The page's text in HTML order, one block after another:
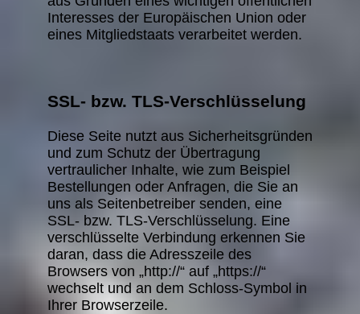
Interesses der Europäischen Union oder
eines Mitgliedstaats verarbeitet werden.
SSL- bzw. TLS-Verschlüsselung
Diese Seite nutzt aus Sicherheitsgründen
und zum Schutz der Übertragung
vertraulicher Inhalte, wie zum Beispiel
Bestellungen oder Anfragen, die Sie an
uns als Seitenbetreiber senden, eine
SSL- bzw. TLS-Verschlüsselung. Eine
verschlüsselte Verbindung erkennen Sie
daran, dass die Adresszeile des
Browsers von „http://“ auf „https://“
wechselt und an dem Schloss-Symbol in
Ihrer Browserzeile.